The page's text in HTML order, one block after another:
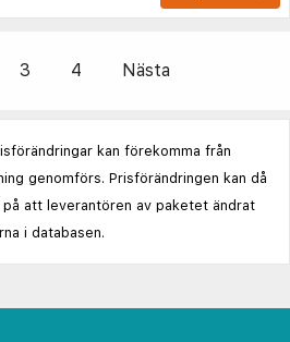
3 4 Nästa
kan förekomma från
genomförs. Prisförändringen kan då
att leverantören av paketet ändrat
i databasen.